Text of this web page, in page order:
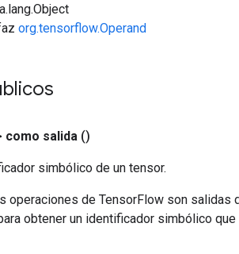
org.tensorflow.Operand
como salida ()
simbólico de un tensor.
operaciones de TensorFlow son salidas
obtener un identificador simbólico